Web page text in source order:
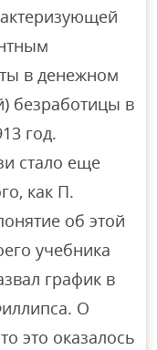
в денежном
безработицы в
год.
стало еще
как П.
об этой
учебника
график в
О
это оказалось